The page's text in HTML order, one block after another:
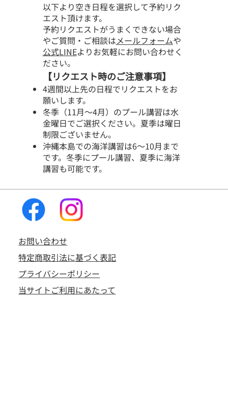
以下より空き日程を選択して予約リク
エスト頂けます。
予約リクエストがうまくできない場合
やご質問・ご相談はメールフォームや
公式LINEよりお気軽にお問い合わせく
ださい。
【リクエスト時のご注意事項】
4週間以上先の日程でリクエストをお
願いします。
冬季（11月～4月）のプール講習は水
金曜日でご選択ください。夏季は曜日
制限ございません。
沖縄本島での海洋講習は6～10月まで
です。冬季にプール講習、夏季に海洋
講習も可能です。
お問い合わせ
特定商取引法に基づく表記
プライバシーポリシー
当サイトご利用にあたって